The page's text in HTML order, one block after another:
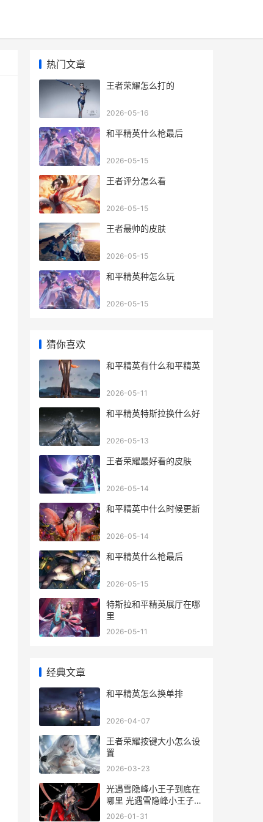
热门文章
王者荣耀怎么打的
2026-05-16
和平精英什么枪最后
2026-05-15
王者评分怎么看
2026-05-15
王者最帅的皮肤
2026-05-15
和平精英种怎么玩
2026-05-15
猜你喜欢
和平精英有什么和平精英
2026-05-11
和平精英特斯拉换什么好
2026-05-13
王者荣耀最好看的皮肤
2026-05-14
和平精英中什么时候更新
2026-05-14
和平精英什么枪最后
2026-05-15
特斯拉和平精英展厅在哪
里
2026-05-11
经典文章
和平精英怎么换单排
2026-04-07
王者荣耀按键大小怎么设
置
2026-03-23
光遇雪隐峰小王子到底在
哪里 光遇雪隐峰小王子位
置
2026-01-31